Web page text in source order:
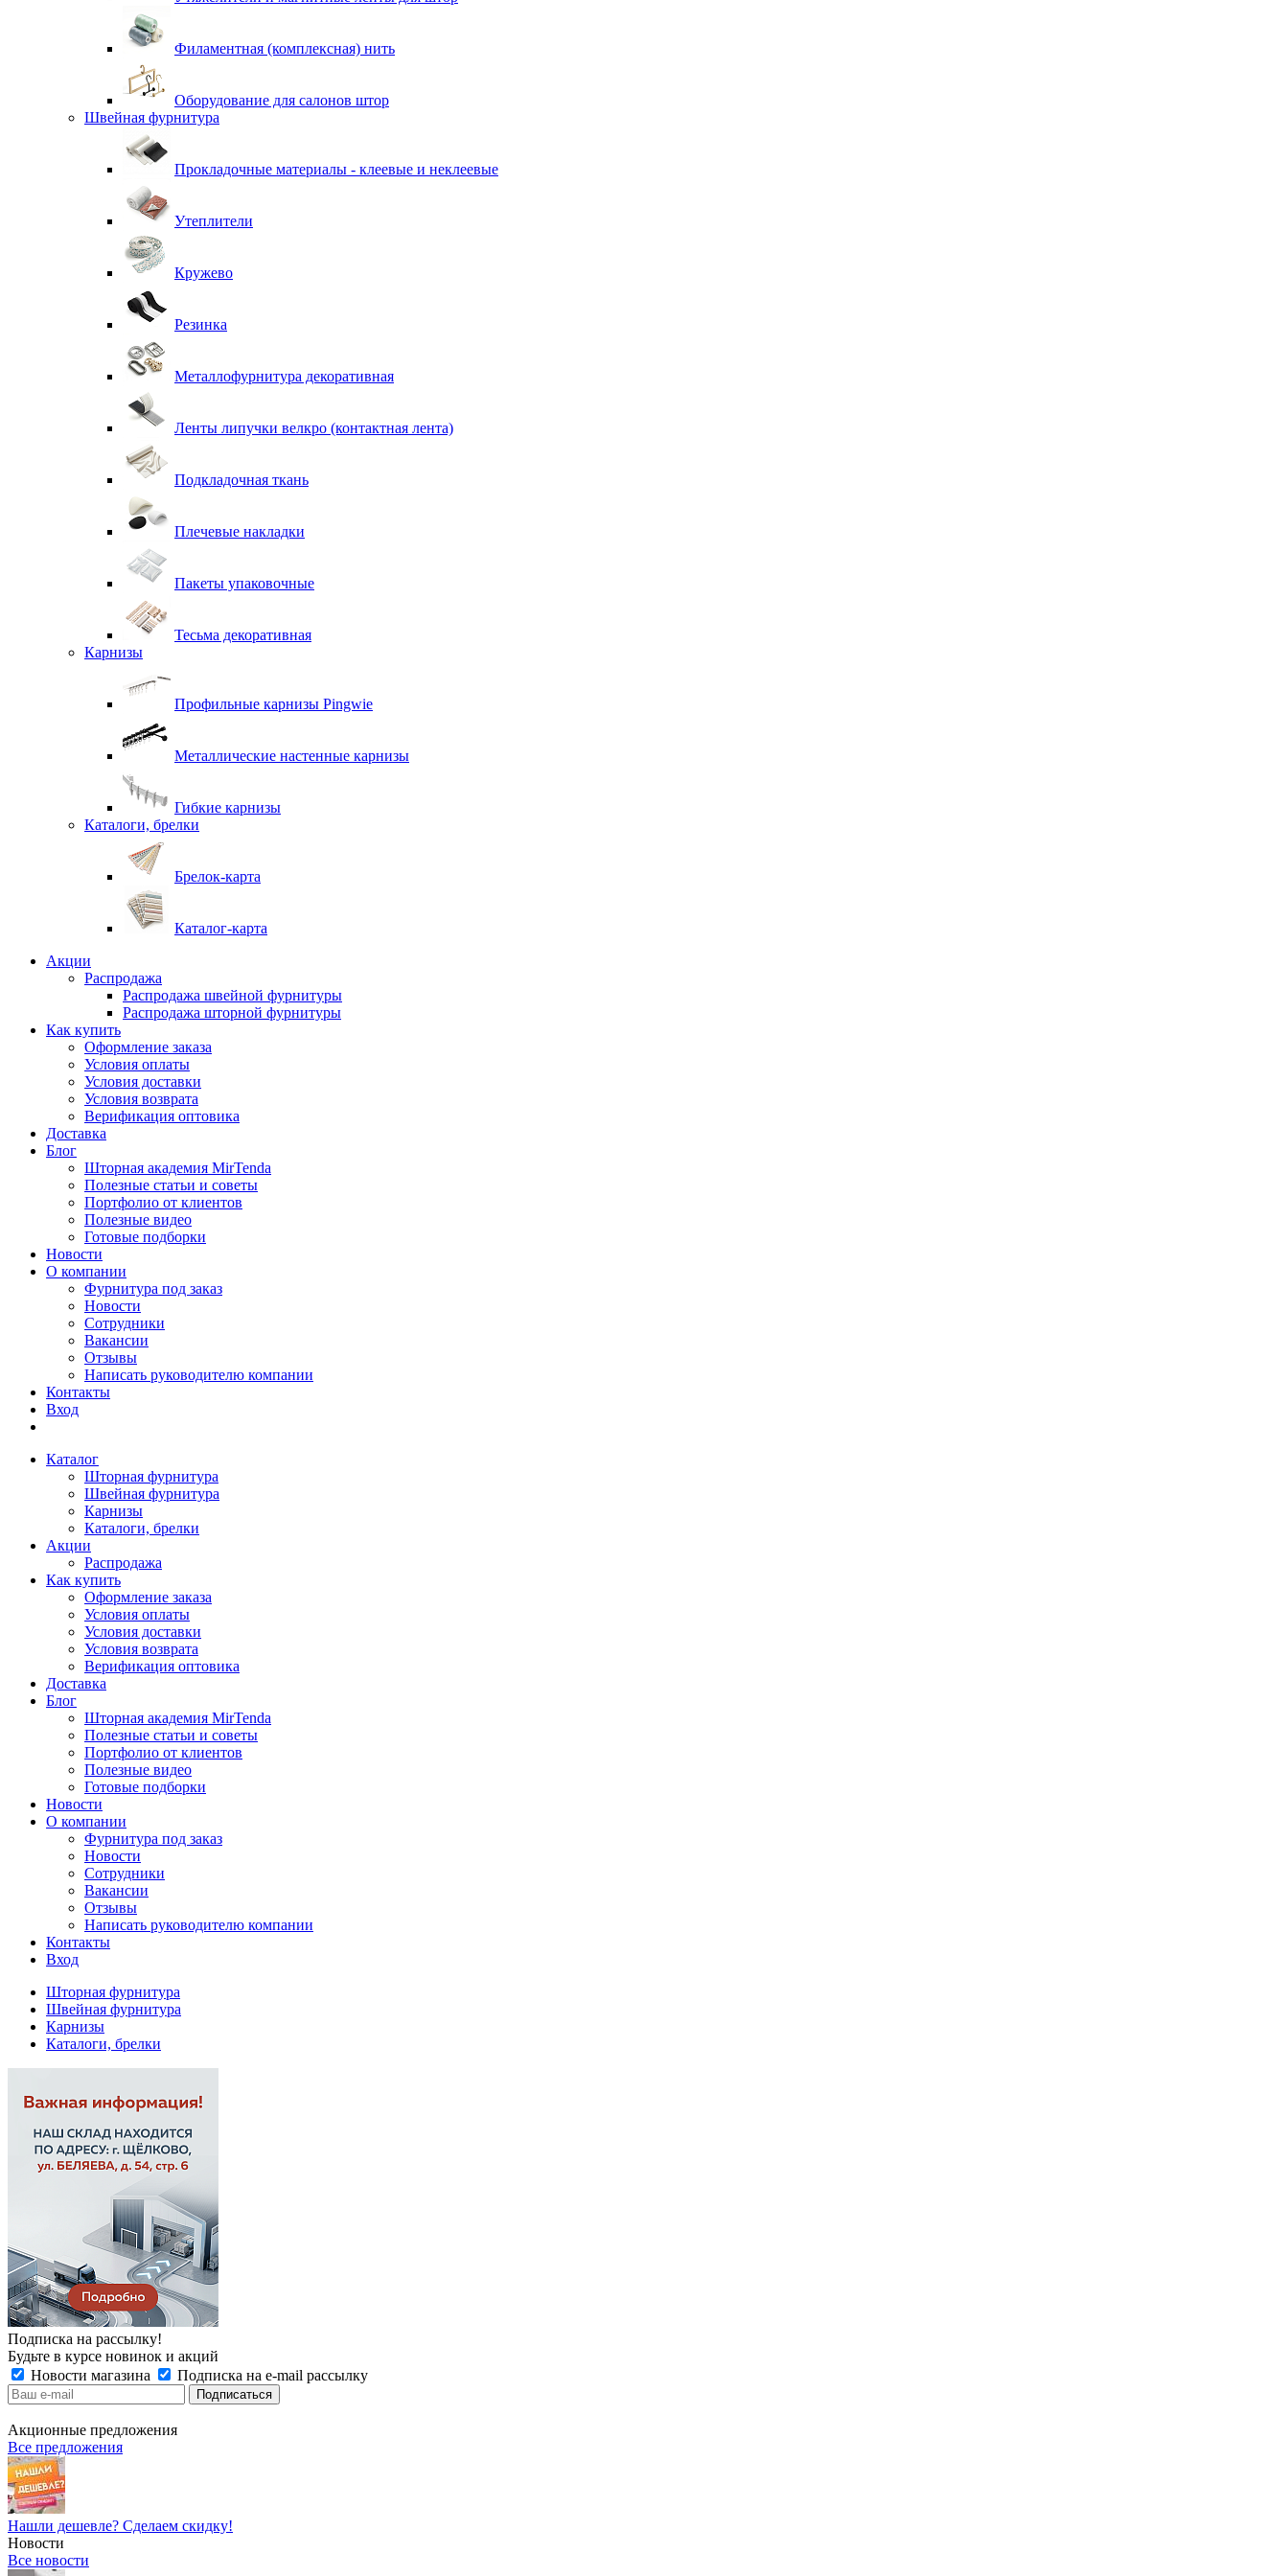
Филаментная (комплексная) нить
Оборудование для салонов штор
Швейная фурнитура
Прокладочные материалы - клеевые и неклеевые
Утеплители
Кружево
Резинка
Металлофурнитура декоративная
Ленты липучки велкро (контактная лента)
Подкладочная ткань
Плечевые накладки
Пакеты упаковочные
Тесьма декоративная
Карнизы
Профильные карнизы Pingwie
Металлические настенные карнизы
Гибкие карнизы
Каталоги, брелки
Брелок-карта
Каталог-карта
Акции
Распродажа
Распродажа швейной фурнитуры
Распродажа шторной фурнитуры
Как купить
Оформление заказа
Условия оплаты
Условия доставки
Условия возврата
Верификация оптовика
Доставка
Блог
Шторная академия MirTenda
Полезные статьи и советы
Портфолио от клиентов
Полезные видео
Готовые подборки
Новости
О компании
Фурнитура под заказ
Новости
Сотрудники
Вакансии
Отзывы
Написать руководителю компании
Контакты
Вход
Каталог
Шторная фурнитура
Швейная фурнитура
Карнизы
Каталоги, брелки
Акции
Распродажа
Как купить
Оформление заказа
Условия оплаты
Условия доставки
Условия возврата
Верификация оптовика
Доставка
Блог
Шторная академия MirTenda
Полезные статьи и советы
Портфолио от клиентов
Полезные видео
Готовые подборки
Новости
О компании
Фурнитура под заказ
Новости
Сотрудники
Вакансии
Отзывы
Написать руководителю компании
Контакты
Вход
Шторная фурнитура
Швейная фурнитура
Карнизы
Каталоги, брелки
Подписка на рассылку!
Будьте в курсе новинок и акций
Новости магазина
Подписка на e-mail рассылку
Акционные предложения
Все предложения
Нашли дешевле? Сделаем скидку!
Новости
Все новости